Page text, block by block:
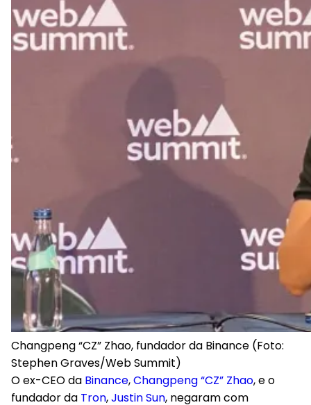
Changpeng “CZ” Zhao, fundador da Binance (Foto:
Stephen Graves/Web Summit)
O ex-CEO da Binance,Changpeng “CZ” Zhao, e o
fundador da Tron,Justin Sun, negaram com